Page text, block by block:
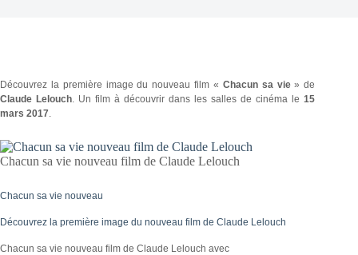
Découvrez la première image du nouveau film « Chacun sa vie» de
Claude Lelouch. Un film à découvrir dans les salles de cinéma le15
mars 2017.
Chacun sa vie nouveau film de Claude Lelouch
Chacun sa vie nouveau
Découvrez la première image du nouveau film de Claude Lelouch
Chacun sa vie nouveau film de Claude Lelouch avec